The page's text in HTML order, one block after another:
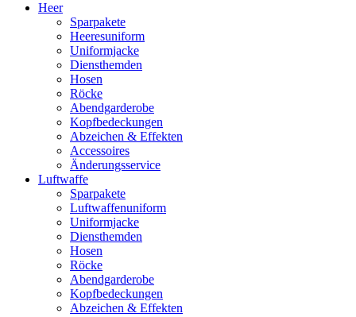
Heer
Sparpakete
Heeresuniform
Uniformjacke
Diensthemden
Hosen
Röcke
Abendgarderobe
Kopfbedeckungen
Abzeichen & Effekten
Accessoires
Änderungsservice
Luftwaffe
Sparpakete
Luftwaffenuniform
Uniformjacke
Diensthemden
Hosen
Röcke
Abendgarderobe
Kopfbedeckungen
Abzeichen & Effekten